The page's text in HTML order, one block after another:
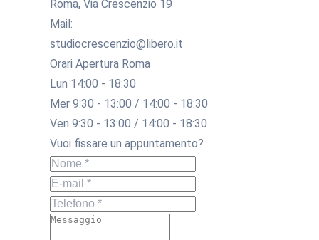
Roma, Via Crescenzio 19
Mail:
studiocrescenzio@libero.it
Orari Apertura Roma
Lun 14:00 - 18:30
Mer 9:30 - 13:00 / 14:00 - 18:30
Ven 9:30 - 13:00 / 14:00 - 18:30
Vuoi fissare un appuntamento?
Nome *
Messaggio